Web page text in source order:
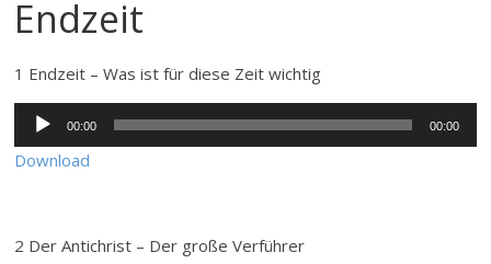
Endzeit
1 Endzeit – Was ist für diese Zeit wichtig
Audio-
Player
00:00 00:00
Download
2 Der Antichrist – Der große Verführer